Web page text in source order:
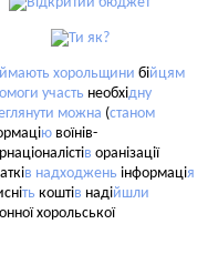
хорольщини бійцям
участь необхідну
можна (станом
ю воїнів-
в оранізації
в надходжень інформація
ть коштів надійшли
хорольської